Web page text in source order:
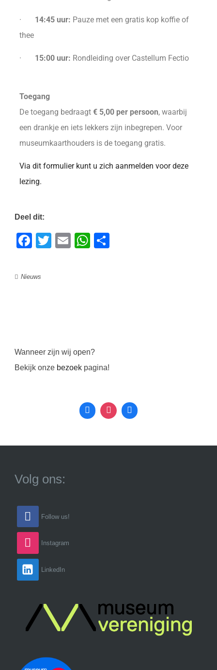
· 14:45 uur: Pauze met een gratis kop koffie of
thee
· 15:00 uur: Rondleiding over Castellum Fectio
Toegang
De toegang bedraagt € 5,00 per persoon, waarbij
een drankje en iets lekkers zijn inbegrepen. Voor
museumkaarthouders is de toegang gratis.
Via dit formulier kunt u zich aanmelden voor deze
lezing.
Deel dit:
Facebook
Twitter
EmailWhatsApp
Nieuws
Wanneer zijn wij open?
Bekijk onze bezoek pagina!
Volg ons:
Follow us!
Instagram
LinkedIn